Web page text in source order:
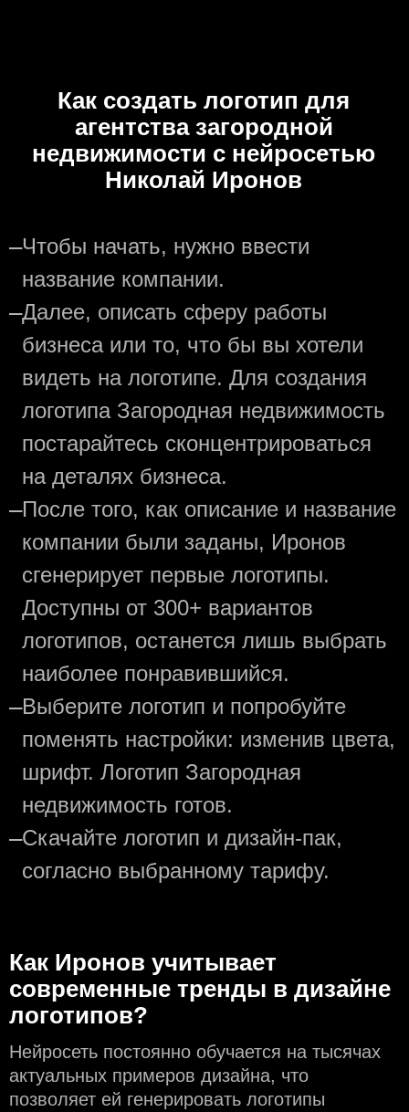
Как создать логотип для
агентства загородной
недвижимости с нейросетью
Николай Иронов
—Чтобы начать, нужно ввести
название компании.
—Далее, описать сферу работы
бизнеса или то, что бы вы хотели
видеть на логотипе. Для создания
логотипа Загородная недвижимость
постарайтесь сконцентрироваться
на деталях бизнеса.
—После того, как описание и название
компании были заданы, Иронов
сгенерирует первые логотипы.
Доступны от 300+ вариантов
логотипов, останется лишь выбрать
наиболее понравившийся.
—Выберите логотип и попробуйте
поменять настройки: изменив цвета,
шрифт. Логотип Загородная
недвижимость готов.
—Скачайте логотип и дизайн-пак,
согласно выбранному тарифу.
Как Иронов учитывает
современные тренды в дизайне
логотипов?
Нейросеть постоянно обучается на тысячах
актуальных примеров дизайна, что
позволяет ей генерировать логотипы